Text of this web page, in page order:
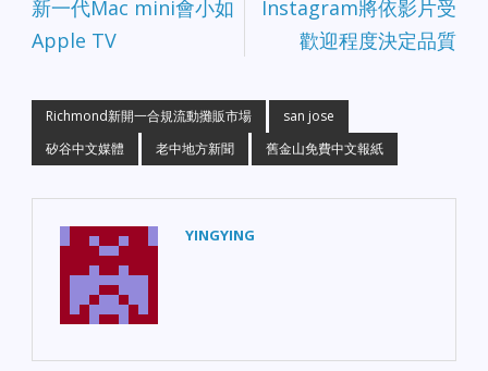
新一代Mac mini會小如
Apple TV
Instagram將依影片受
歡迎程度決定品質
Richmond新開一合規流動攤販市場
san jose
矽谷中文媒體
老中地方新聞 舊金山免費中文報紙
YINGYING